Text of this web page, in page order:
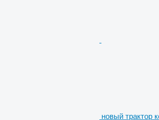
новый трактор